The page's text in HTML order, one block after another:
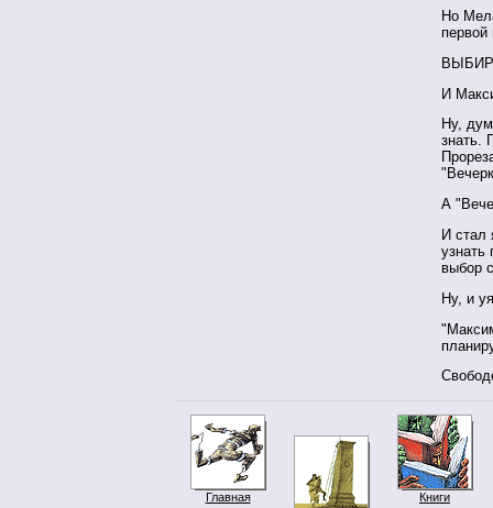
Но
И
Ну,
знать.
А
И стал
узнать
выбор
Ну, и
Главная Книги